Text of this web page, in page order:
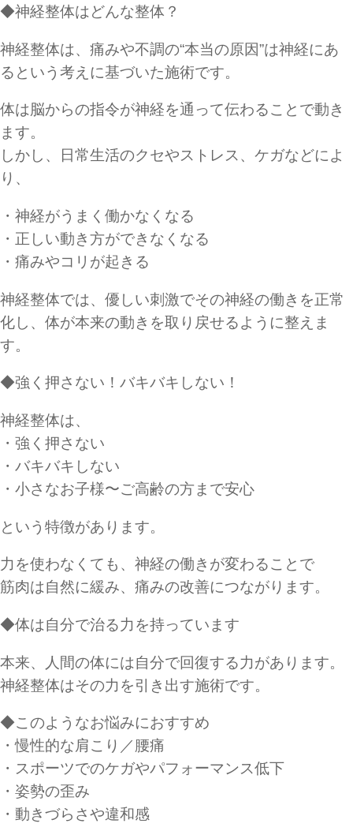
◆神経整体はどんな整体？
神経整体は、痛みや不調の“本当の原因”は神経にあ
るという考えに基づいた施術です。
体は脳からの指令が神経を通って伝わることで動き
ます。
しかし、日常生活のクセやストレス、ケガなどによ
り、
・神経がうまく働かなくなる
・正しい動き方ができなくなる
・痛みやコリが起きる
神経整体では、優しい刺激でその神経の働きを正常
化し、体が本来の動きを取り戻せるように整えま
す。
◆強く押さない！バキバキしない！
神経整体は、
・強く押さない
・バキバキしない
・小さなお子様〜ご高齢の方まで安心
という特徴があります。
力を使わなくても、神経の働きが変わることで
筋肉は自然に緩み、痛みの改善につながります。
◆体は自分で治る力を持っています
本来、人間の体には自分で回復する力があります。
神経整体はその力を引き出す施術です。
◆このようなお悩みにおすすめ
・慢性的な肩こり／腰痛
・スポーツでのケガやパフォーマンス低下
・姿勢の歪み
・動きづらさや違和感